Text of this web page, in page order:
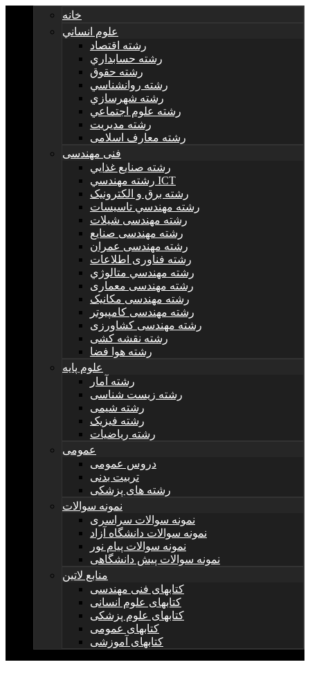
خانه
علوم انساني
رشته اقتصاد
رشته حسابداري
رشته حقوق
رشته روانشناسي
رشته شهرسازي
رشته علوم اجتماعي
رشته مديريت
رشته معارف اسلامی
فنی مهندسی
رشته صنايع غذايي
رشته مهندسي ICT
رشته برق و الکترونيک
رشته مهندسي تاسيسات
رشته مهندسی شیلات
رشته مهندسی صنایع
رشته مهندسی عمران
رشته فناوری اطلاعات
رشته مهندسي متالوژي
رشته مهندسی معماری
رشته مهندسی مکانیک
رشته مهندسی کامپیوتر
رشته مهندسی کشاورزی
رشته نقشه کشی
رشته هوا فضا
علوم پایه
رشته آمار
رشته زیست شناسی
رشته شیمی
رشته فیزیک
رشته ریاضیات
عمومی
دروس عمومی
تربیت بدنی
رشته های پزشکی
نمونه سوالات
نمونه سوالات سراسری
نمونه سوالات دانشگاه آزاد
نمونه سوالات پیام نور
نمونه سوالات پیش دانشگاهی
منابع لاتین
کتابهای فنی مهندسی
کتابهای علوم انسانی
کتابهای علوم پزشکی
کتابهای عمومی
کتابهای آموزشی